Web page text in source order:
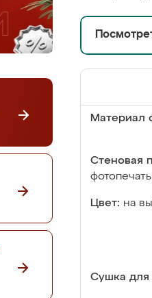
Материал
Стеновая
Цвет: на
Сушка для